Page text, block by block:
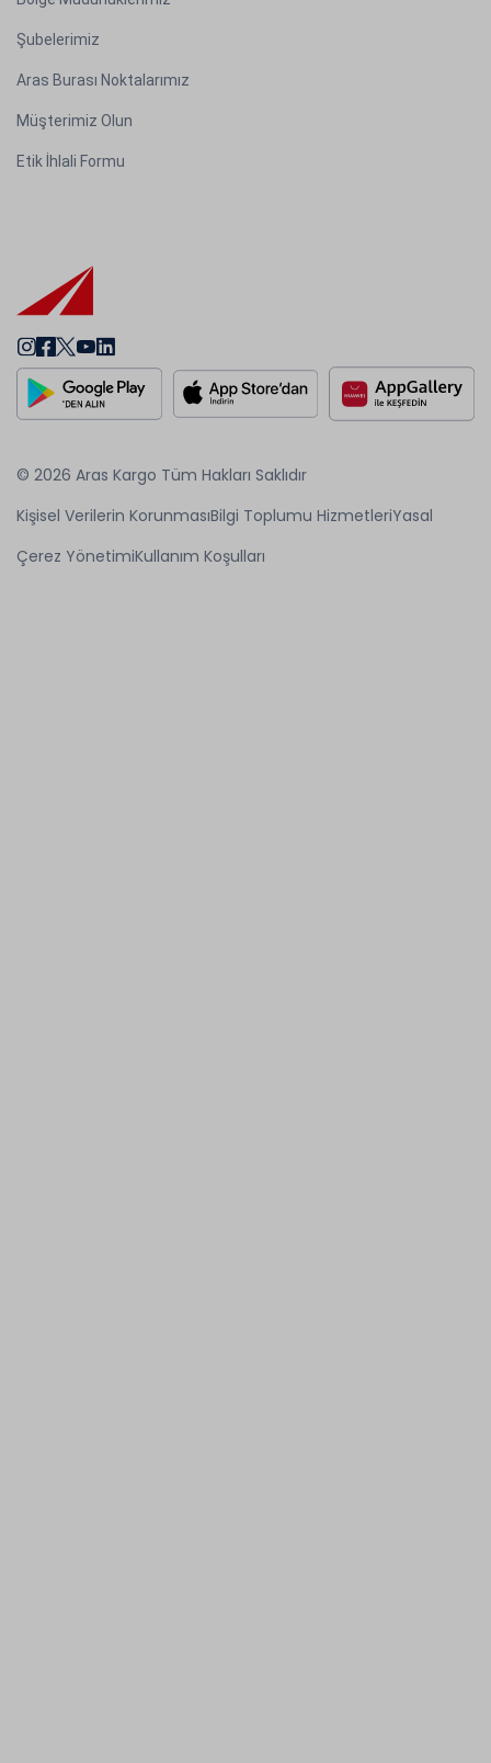
Şubelerimiz
Aras Burası Noktalarımız
Müşterimiz Olun
Etik İhlali Formu
© 2026 Aras Kargo Tüm Hakları Saklıdır
Kişisel Verilerin KorunmasıBilgi Toplumu HizmetleriYasal
Çerez YönetimiKullanım Koşulları